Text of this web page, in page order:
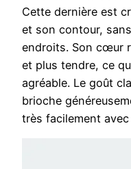
Cette dernière est
et son contour,
endroits. Son cœur
et plus tendre, ce
agréable. Le goût
brioche
très facilement